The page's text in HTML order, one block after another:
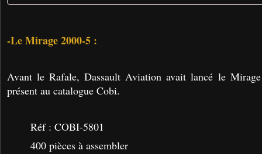
-Le Mirage 2000-5 :
Avant le Rafale, Dassault Aviation avait lancé le
présent au catalogue Cobi.
Réf : COBI-5801
400 pièces à assembler